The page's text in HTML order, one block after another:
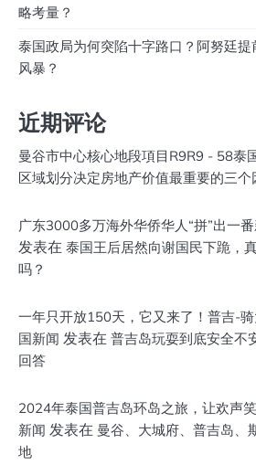
略考量？
泰国政局为何突陷十字路口？阿努廷
风暴？
近期评论
曼谷市中心核心地段項目R9R9 - 58泰
区域划分决定房地产价值最重要的三个
广东3000多万海外华侨华人“拼”出一
发表在 泰国王后居然向谢国民下跪，
吗？
一年只开放150天，它又来了！普吉-
国新闻 发表在 普吉岛玩耍到底安全不
回答
2024年泰国普吉岛环岛之旅，让欢声
新闻 发表在 曼谷、大城府、普吉岛、
地